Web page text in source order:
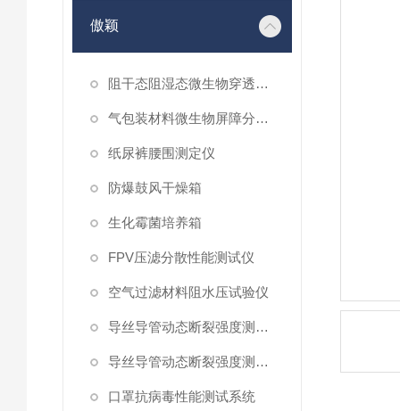
傲颖
阻干态阻湿态微生物穿透性能测试仪
气包装材料微生物屏障分等试验仪
纸尿裤腰围测定仪
防爆鼓风干燥箱
生化霉菌培养箱
FPV压滤分散性能测试仪
空气过滤材料阻水压试验仪
导丝导管动态断裂强度测试仪 （峰值拉力）
导丝导管动态断裂强度测试仪
口罩抗病毒性能测试系统